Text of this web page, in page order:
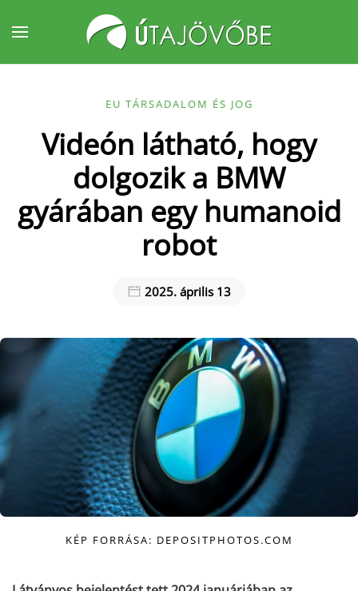
Fő tartalom átugrása
EU TÁRSADALOM ÉS JOG
Videón látható, hogy
dolgozik a BMW
gyárában egy humanoid
robot
2025. április 13
KÉP FORRÁSA: DEPOSITPHOTOS.COM